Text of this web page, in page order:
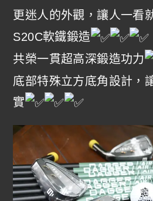
更迷人的外觀，讓人一看
S20C軟鐵鍛造
共榮一貫超高深鍛造功力
底部特殊立方底角設計，
實